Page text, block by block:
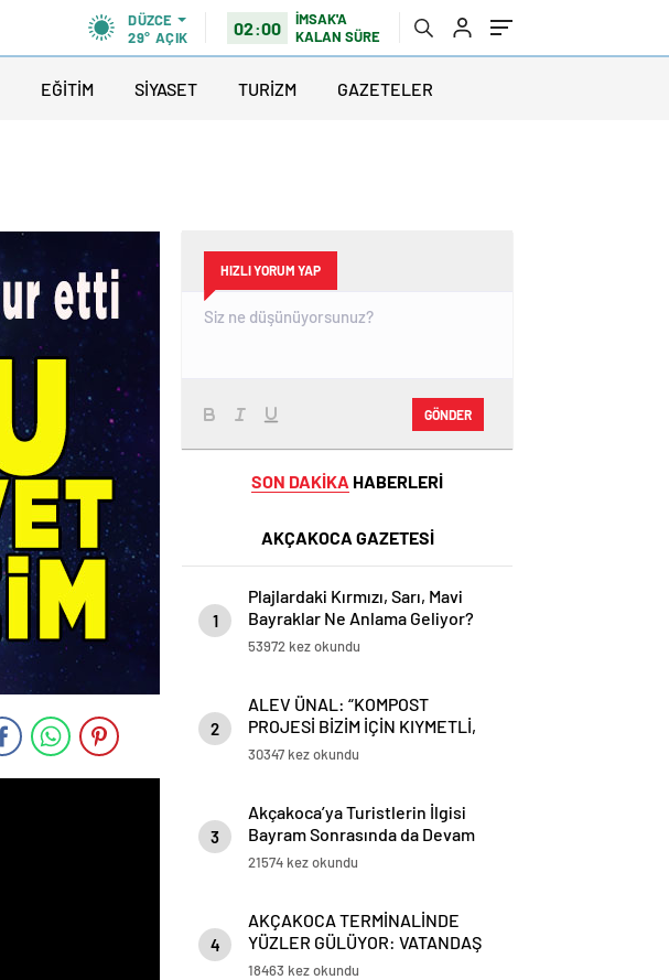
DÜZCE
29° AÇIK 02:00
İMSAK'A
KALAN SÜRE
EĞİTİM SİYASET TURİZM GAZETELER
HIZLI YORUM YAP
GÖNDER
SON DAKİKA HABERLERİ
AKÇAKOCA GAZETESİ
1
Plajlardaki Kırmızı, Sarı, Mavi
Bayraklar Ne Anlama Geliyor?
53972 kez okundu
2
ALEV ÜNAL: “KOMPOST
PROJESİ BİZİM İÇİN KIYMETLİ,
ÜRETİME GEÇECEĞİZ”
30347 kez okundu
3
Akçakoca’ya Turistlerin İlgisi
Bayram Sonrasında da Devam
Ediyor
21574 kez okundu
4
AKÇAKOCA TERMİNALİNDE
YÜZLER GÜLÜYOR: VATANDAŞ
VE ESNAFTAN ‘DEĞİŞİME’ TAM
18463 kez okundu